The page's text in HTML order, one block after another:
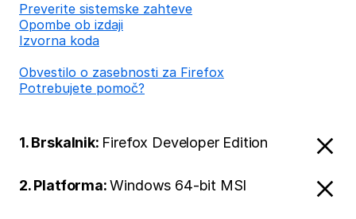
Preverite sistemske zahteve
Opombe ob izdaji
Izvorna koda
Obvestilo o zasebnosti za Firefox
Potrebujete pomoč?
1. Brskalnik: Firefox Developer Edition
2. Platforma:Windows 64-bit MSI